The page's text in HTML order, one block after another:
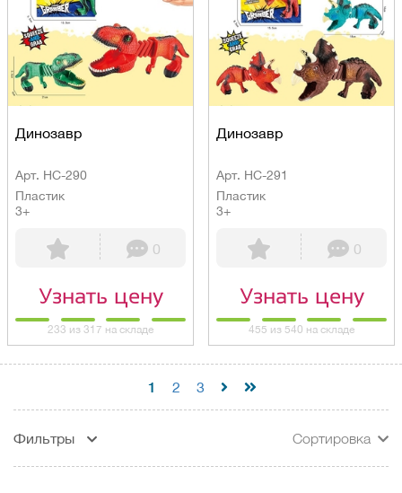
Динозавр
Арт. HC-290
Пластик
3+
0
Узнать цену
233 из 317 на складе
Динозавр
Арт. HC-291
Пластик
3+
0
Узнать цену
455 из 540 на складе
1 2 3
Фильтры Сортировка